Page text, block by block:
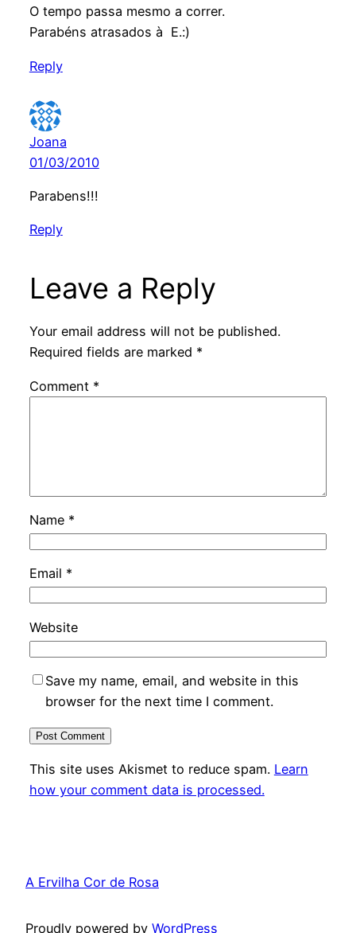
O tempo passa mesmo a correr.
Parabéns atrasados à E.:)
Reply
Joana
01/03/2010
Parabens!!!
Reply
Leave a Reply
Your email address will not be published.
Required fields are marked *
Comment *
Name *
Email *
Website
Save my name, email, and website in this
browser for the next time I comment.
This site uses Akismet to reduce spam. Learn
how your comment data is processed.
A Ervilha Cor de Rosa
Proudly powered by WordPress